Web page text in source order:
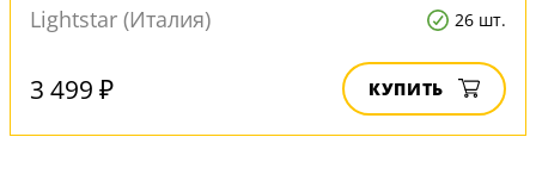
Lightstar (Италия)
26 шт.
3 499 ₽ КУПИТЬ